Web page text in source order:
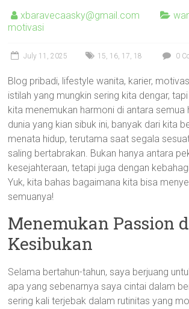
xbaravecaasky@gmail.com
motivasi
July 11, 2025 15, 16, 17, 18 0
Blog pribadi, lifestyle wanita, karier,
istilah yang mungkin sering kita dengar,
kita menemukan harmoni di antara semua
dunia yang kian sibuk ini, banyak dari kita
menata hidup, terutama saat segala
saling bertabrakan. Bukan hanya antara
kesejahteraan, tetapi juga dengan
Yuk, kita bahas bagaimana kita bisa
semuanya!
Menemukan Passion
Kesibukan
Selama bertahun-tahun, saya berjuang
apa yang sebenarnya saya cintai dalam
sering kali terjebak dalam rutinitas yang